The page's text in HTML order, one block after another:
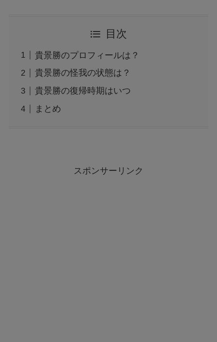
目次
貴景勝のプロフィールは？
貴景勝の怪我の状態は？
貴景勝の復帰時期はいつ
まとめ
スポンサーリンク